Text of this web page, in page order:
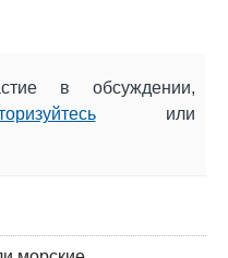
в обсуждении,
или